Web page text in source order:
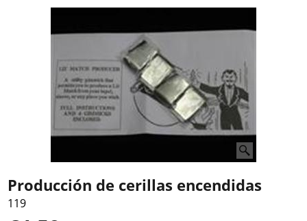
Producción de cerillas encendidas
119